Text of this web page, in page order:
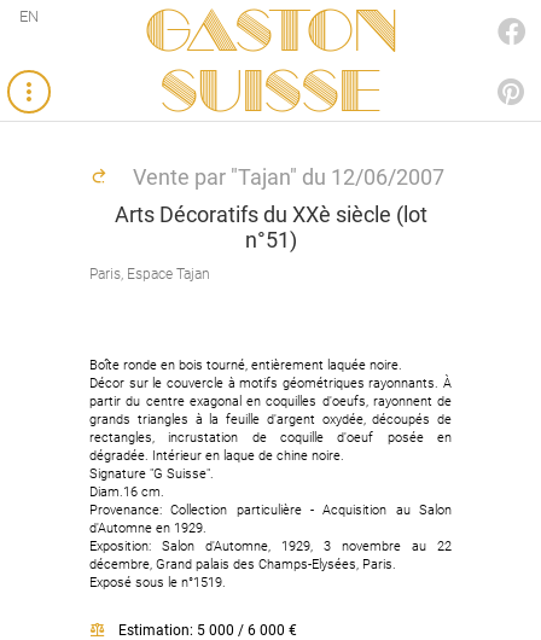
Gaston
SUISSE
EN
Vente par "Tajan" du 12/06/2007
Arts Décoratifs du XXè siècle (lot
n°51)
Paris, Espace Tajan
Boîte ronde en bois tourné, entièrement laquée noire.
Décor sur le couvercle à motifs géométriques rayonnants. À
partir du centre exagonal en coquilles d'oeufs, rayonnent de
grands triangles à la feuille d'argent oxydée, découpés de
rectangles, incrustation de coquille d'oeuf posée en
dégradée. Intérieur en laque de chine noire.
Signature "G Suisse".
Diam.16 cm.
Provenance: Collection particulière - Acquisition au Salon
d'Automne en 1929.
Exposition: Salon d'Automne, 1929, 3 novembre au 22
décembre, Grand palais des Champs-Elysées, Paris.
Exposé sous le n°1519.
Estimation: 5 000 / 6 000 €